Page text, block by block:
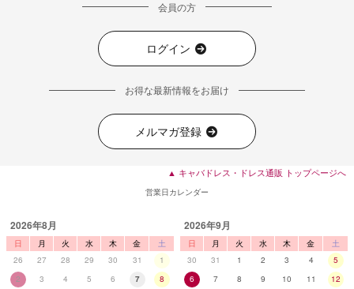
会員の方
ログイン
お得な最新情報をお届け
メルマガ登録
▲ キャバドレス・ドレス通販 トップページへ
営業日カレンダー
2026年8月
日 月 火 水 木 金
土
26
27 28 29 30 31
1
2
3 4 5 6 7
8
2026年9月
日 月 火 水 木 金
土
30
31 1 2 3 4
5
6
7 8 9 10 11
12